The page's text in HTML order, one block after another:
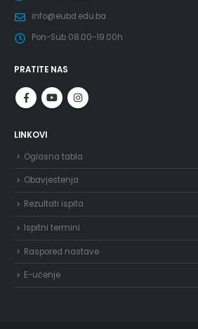
info@eubd.edu.ba
Pon-Sub 08.00-19.00h
PRATITE NAS
LINKOVI
Oglasna tabla
Obavjestenja
Rezultati ispita
Ispitni termini
Raspored nastave
E-učenje